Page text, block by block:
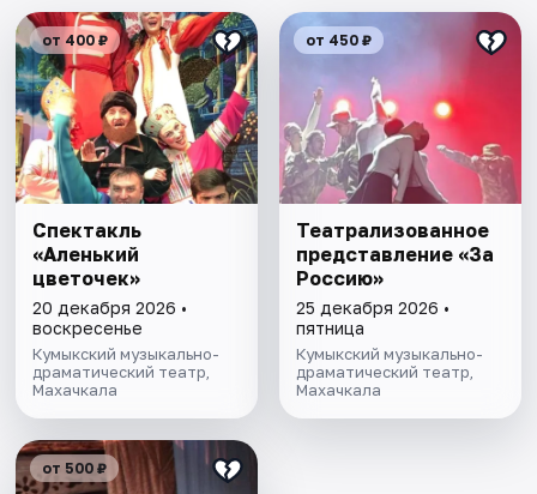
от 400 ₽
Спектакль
«Аленький
цветочек»
20 декабря 2026 •
воскресенье
Кумыкский музыкально-
драматический театр,
Махачкала
от 450 ₽
Театрализованное
представление «Зa
Россию»
25 декабря 2026 •
пятница
Кумыкский музыкально-
драматический театр,
Махачкала
от 500 ₽